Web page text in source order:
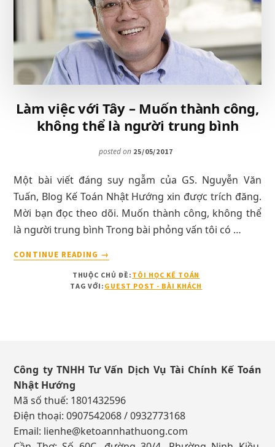
CHUẨN
Làm việc với Tây – Muốn thành công,
không thể là người trung bình
posted on 25/05/2017
Một bài viết đáng suy ngẫm của GS. Nguyễn Văn
Tuấn, Blog Kế Toán Nhật Hướng xin được trích đăng.
Mời bạn đọc theo dõi. Muốn thành công, không thể
là người trung bình Trong bài phỏng vấn tôi có …
CONTINUE READING
VỀLÀM
VỚI
TÂY
THỂ
NGƯỜI
TRUNG
BÌNH
→
THUỘC CHỦ ĐỀ: TÔI HỌC KẾ TOÁN
TAG VỚI: GUEST POST - BÀI KHÁCH
Công ty TNHH Tư Vấn Dịch Vụ Tài Chính Kế Toán
Nhật Hướng
Mã số thuế: 1801432596
Điện thoại: 0907542068 / 0932773168
Email: lienhe@ketoannhathuong.com